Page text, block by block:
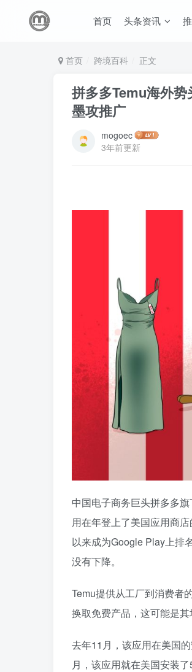
首页 头条资讯
首页 跨境百科 正文
拼多多Temu海外
墨攻推广
mogoec
3年前更新
中国电子商务巨头拼多多
用在年登上了美国应用商
以来成为Google Play上排
没有下降。
Temu提供从工厂到消费者
换取免费产品，这可能是
去年11月，该应用在美国
月，该应用就在美国安装